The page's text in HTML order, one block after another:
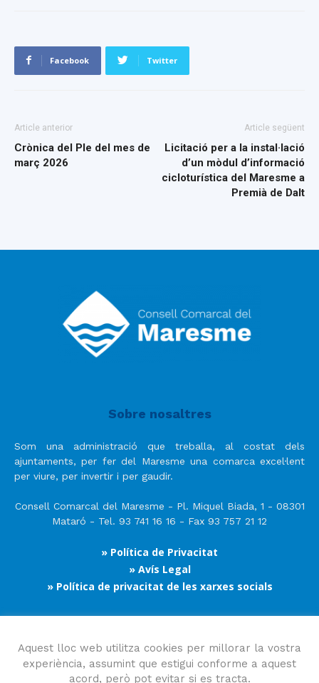
Facebook Twitter
Article anterior
Crònica del Ple del mes de
març 2026
Article següent
Licitació per a la instal·lació
d’un mòdul d’informació
cicloturística del Maresme a
Premià de Dalt
Sobre nosaltres
Som una administració que treballa, al costat dels
ajuntaments, per fer del Maresme una comarca excel·lent
per viure, per invertir i per gaudir.
Consell Comarcal del Maresme - Pl. Miquel Biada, 1 - 08301
Mataró - Tel. 93 741 16 16 - Fax 93 757 21 12
» Política de Privacitat
» Avís Legal
» Política de privacitat de les xarxes socials
Segueix-nos
Aquest lloc web utilitza cookies per millorar la vostra
experiència, assumint que estigui conforme a aquest
acord, però pot evitar si es tracta.